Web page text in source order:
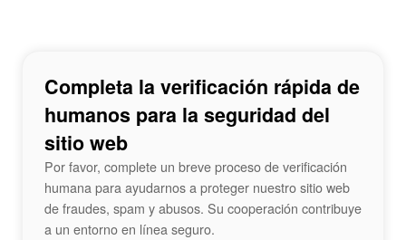
Completa la verificación rápida de
humanos para la seguridad del
sitio web
Por favor, complete un breve proceso de verificación
humana para ayudarnos a proteger nuestro sitio web
de fraudes, spam y abusos. Su cooperación contribuye
a un entorno en línea seguro.